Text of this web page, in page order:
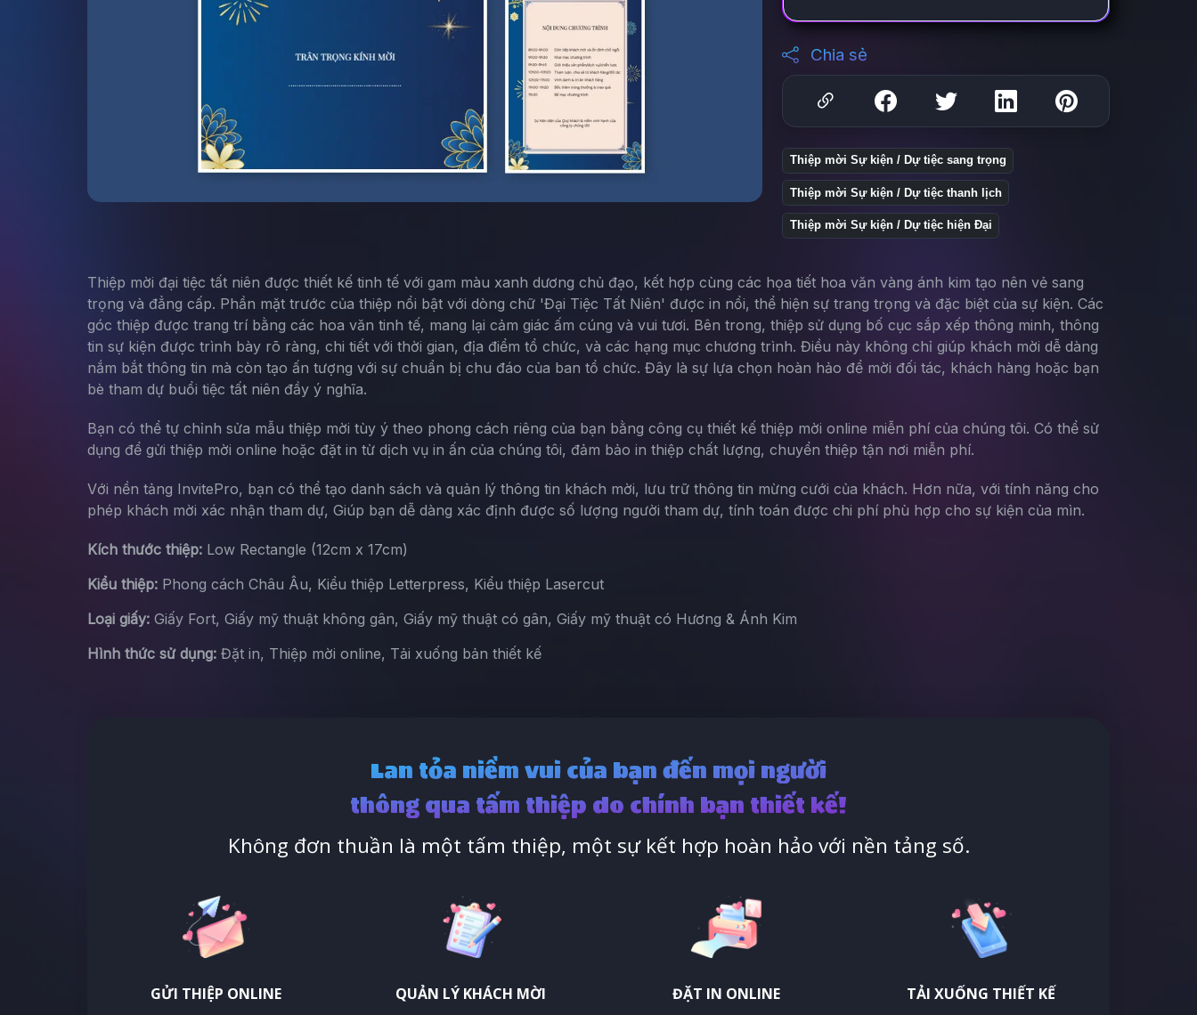
Chia sẻ
Thiệp mời Sự kiện / Dự tiệc sang trọng
Thiệp mời Sự kiện / Dự tiệc thanh lịch
Thiệp mời Sự kiện / Dự tiệc hiện Đại
Thiệp mời đại tiệc tất niên được thiết kế tinh tế với gam màu xanh dương chủ đạo, kết hợp cùng các họa tiết hoa văn vàng ánh kim tạo nên vẻ sang
trọng và đẳng cấp. Phần mặt trước của thiệp nổi bật với dòng chữ 'Đại Tiệc Tất Niên' được in nổi, thể hiện sự trang trọng và đặc biệt của sự kiện. Các
góc thiệp được trang trí bằng các hoa văn tinh tế, mang lại cảm giác ấm cúng và vui tươi. Bên trong, thiệp sử dụng bố cục sắp xếp thông minh, thông
tin sự kiện được trình bày rõ ràng, chi tiết với thời gian, địa điểm tổ chức, và các hạng mục chương trình. Điều này không chỉ giúp khách mời dễ dàng
nắm bắt thông tin mà còn tạo ấn tượng với sự chuẩn bị chu đáo của ban tổ chức. Đây là sự lựa chọn hoàn hảo để mời đối tác, khách hàng hoặc bạn
bè tham dự buổi tiệc tất niên đầy ý nghĩa.
Bạn có thể tự chỉnh sửa mẫu thiệp mời tùy ý theo phong cách riêng của bạn bằng công cụ thiết kế thiệp mời online miễn phí của chúng tôi. Có thể sử
dụng để gửi thiệp mời online hoặc đặt in từ dịch vụ in ấn của chúng tôi, đảm bảo in thiệp chất lượng, chuyển thiệp tận nơi miễn phí.
Với nền tảng InvitePro, bạn có thể tạo danh sách và quản lý thông tin khách mời, lưu trữ thông tin mừng cưới của khách. Hơn nữa, với tính năng cho
phép khách mời xác nhận tham dự, Giúp bạn dễ dàng xác định được số lượng người tham dự, tính toán được chi phí phù hợp cho sự kiện của mìn.
Kích thước thiệp: Low Rectangle (12cm x 17cm)
Kiểu thiệp: Phong cách Châu Âu, Kiểu thiệp Letterpress, Kiểu thiệp Lasercut
Loại giấy: Giấy Fort, Giấy mỹ thuật không gân, Giấy mỹ thuật có gân, Giấy mỹ thuật có Hương & Ánh Kim
Hình thức sử dụng: Đặt in, Thiệp mời online, Tải xuống bản thiết kế
Lan tỏa niềm vui của bạn đến mọi người
thông qua tấm thiệp do chính bạn thiết kế!
Không đơn thuần là một tấm thiệp, một sự kết hợp hoàn hảo với nền tảng số.
GỬI THIỆP ONLINE
QUẢN LÝ KHÁCH MỜI
ĐẶT IN ONLINE
TẢI XUỐNG THIẾT KẾ